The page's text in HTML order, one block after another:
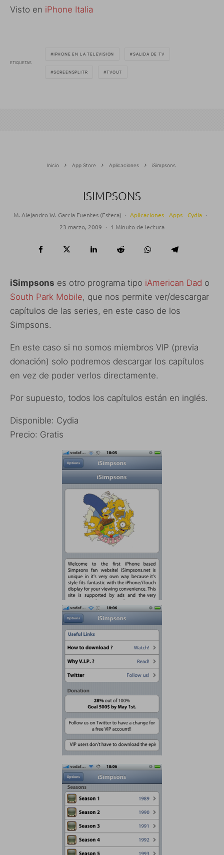
Visto en iPhone Italia
ETIQUETAS
IPHONE EN LA TELEVISION SALIDA DE TV
SCREENSPLITR TVOUT
Inicio App Store Aplicaciones iSimpsons
ISIMPSONS
M. Alejandro W. García Fuentes (Esfera) · Aplicaciones Apps Cydia ·
23 marzo, 2009 · 1 Minuto de lectura
iSimpsons es otro programa tipo iAmerican Dad o
South Park Mobile, que nos permite ver/descargar
capítulos de las series, en este caso de los
Simpsons.
En este caso si no somos miembros VIP (previa
donación) solo podremos descargar los capítulos
en vez de poder verlos directamente.
Por supuesto, todos los capítulos están en inglés.
Disponible: Cydia
Precio: Gratis